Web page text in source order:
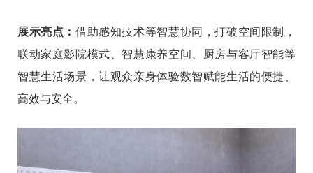
展示亮点：借助感知技术等智慧协同，打破空间限制，
联动家庭影院模式、智慧康养空间、厨房与客厅智能等
智慧生活场景，让观众亲身体验数智赋能生活的便捷、
高效与安全。